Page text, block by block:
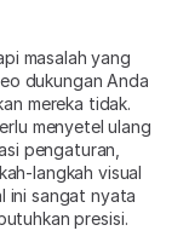
masalah yang
dukungan Anda
mereka tidak.
menyetel ulang
pengaturan,
langkah visual
ini sangat nyata
presisi.